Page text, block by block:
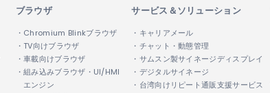
ブラウザ
・Chromium Blinkブラウザ
・TV向けブラウザ
・車載向けブラウザ
・組み込みブラウザ・UI/HMI
エンジン
サービス＆ソリューション
・キャリアメール
・チャット・動態管理
・サムスン製サイネージディスプレイ
・デジタルサイネージ
・台湾向けリピート通販支援サービス